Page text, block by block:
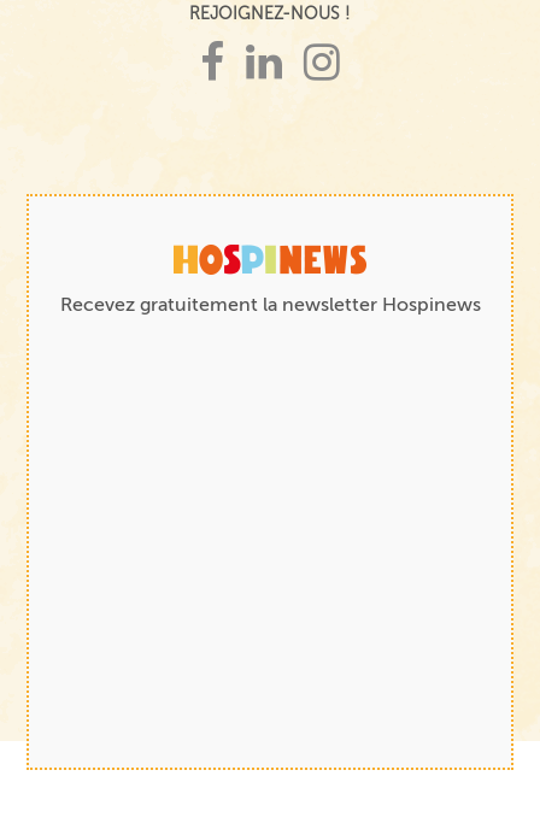
REJOIGNEZ-NOUS !
Recevez gratuitement la newsletter Hospinews